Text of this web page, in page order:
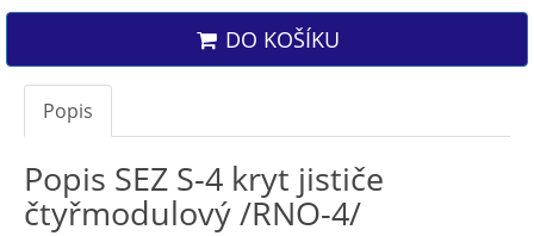
DO KOŠÍKU
Popis
Popis SEZ S-4 kryt jističe
čtyřmodulový /RNO-4/